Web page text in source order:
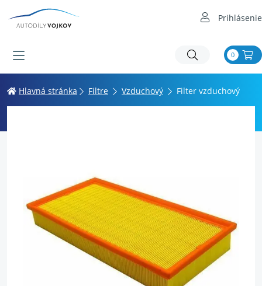
Prihlásenie
0
Hlavná stránka Filtre Vzduchový Filter vzduchový